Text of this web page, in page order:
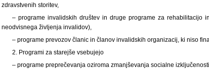
zdravstvenih storitev,
– programe invalidskih društev in druge programe za rehabilitacijo
neodvisnega življenja invalidov),
– programe prevozov članic in članov invalidskih organizacij, ki niso
2. Programi za starejše vsebujejo
– programe preprečevanja oziroma zmanjševanja socialne